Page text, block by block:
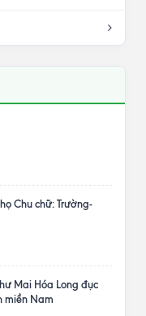
Chu chữ: Trường-
Mai Hóa Long đục
miền Nam